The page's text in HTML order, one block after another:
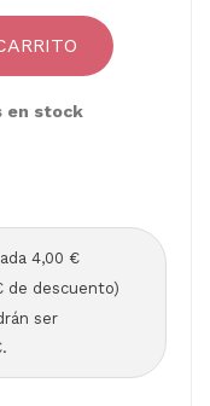
en stock
4,00 €
de descuento)
ser